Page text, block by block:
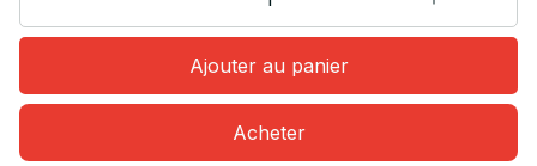
Ajouter au panier
Acheter